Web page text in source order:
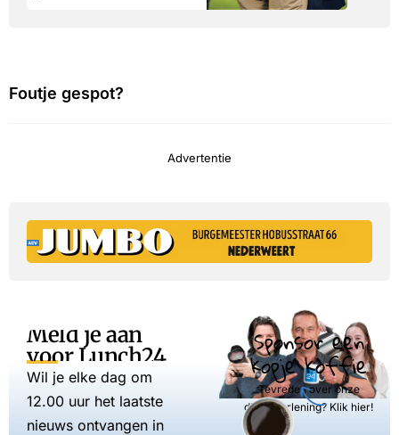
Foutje gespot?
Advertentie
Meld je aan
voor Lunch24
Wil je elke dag om
12.00 uur het laatste
nieuws ontvangen in
Sponsor een
kopje koffie
Tevreden over onze
dienstverlening? Klik hier!